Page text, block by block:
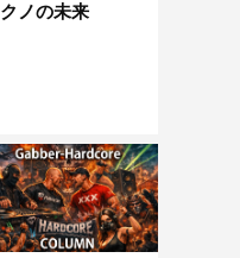
クノの未来